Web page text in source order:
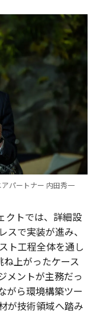
パートナー 内田秀一
クトでは、詳細設
で実装が進み、
ト工程全体を通し
上がったケース
メントが主務だっ
がら環境構築ツー
が技術領域へ踏み